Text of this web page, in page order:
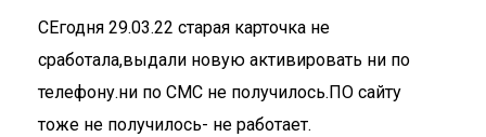
СЕгодня 29.03.22 старая карточка не
сработала,выдали новую активировать ни по
телефону.ни по СМС не получилось.ПО сайту
тоже не получилось- не работает.